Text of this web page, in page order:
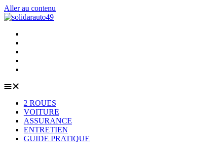
Aller au contenu
2 ROUES
VOITURE
ASSURANCE
ENTRETIEN
GUIDE PRATIQUE